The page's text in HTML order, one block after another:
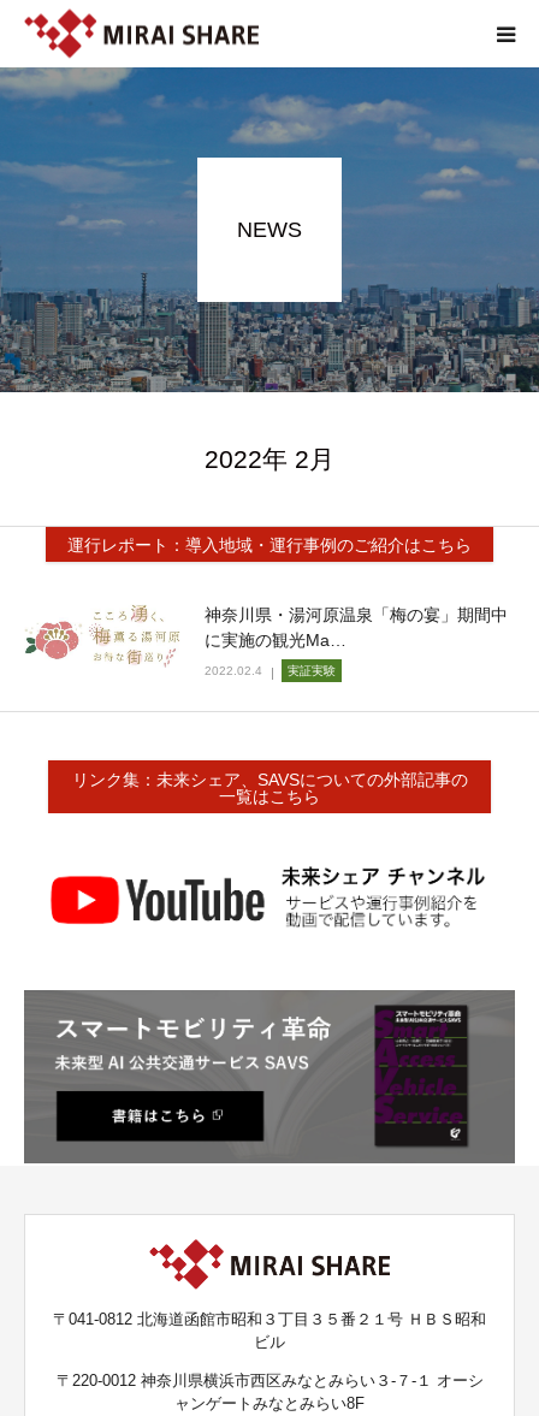
NEWS
2022年 2月
運行レポート：導入地域・運行事例のご紹介はこちら
神奈川県・湯河原温泉「梅の宴」期間中
に実施の観光Ma…
2022.02.4 実証実験
リンク集：未来シェア、SAVSについての外部記事の
一覧はこちら
〒041-0812 北海道函館市昭和３丁目３５番２１号 ＨＢＳ昭和
ビル
〒220-0012 神奈川県横浜市西区みなとみらい３-７-１ オーシ
ャンゲートみなとみらい8F
NEWS
TECHNOLOGY
SERVICE
REPORT
ABOUT